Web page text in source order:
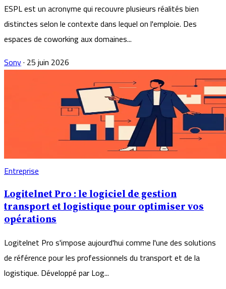
ESPL est un acronyme qui recouvre plusieurs réalités bien
distinctes selon le contexte dans lequel on l'emploie. Des
espaces de coworking aux domaines...
Sony· 25 juin 2026
Entreprise
Logitelnet Pro : le logiciel de gestion
transport et logistique pour optimiser vos
opérations
Logitelnet Pro s'impose aujourd'hui comme l'une des solutions
de référence pour les professionnels du transport et de la
logistique. Développé par Log...